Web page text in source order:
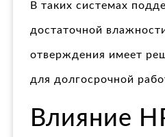
В таких системах
достаточной
отверждения имеет
для долгосрочной
Влияние